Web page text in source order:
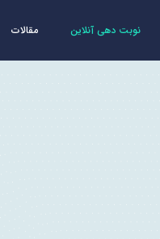
نوبت دهی آنلاین مقالات